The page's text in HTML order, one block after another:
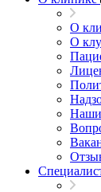
О
О
Наши